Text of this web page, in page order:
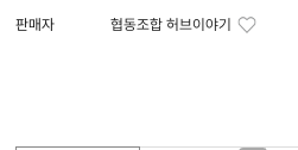
판매자 협동조합 허브이야기